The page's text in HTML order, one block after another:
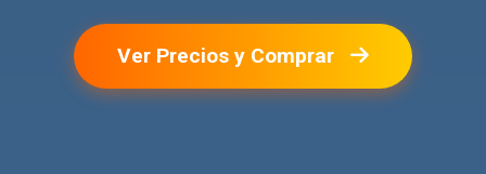
Ver Precios y Comprar